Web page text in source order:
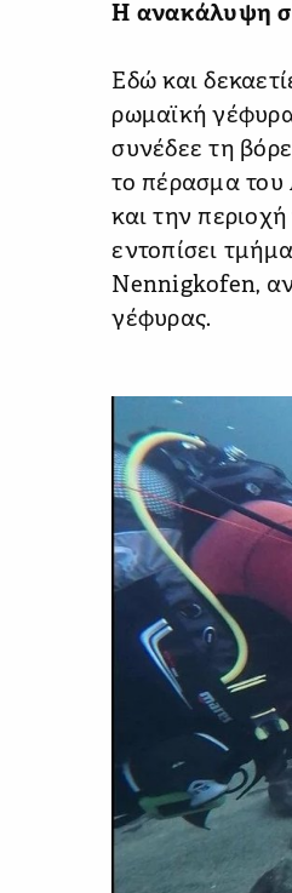
Η ανακάλυψη
Εδώ και
ρωμαϊκή
συνέδεε τη
το πέρασμα του
και την
εντοπίσει
Nennigkofen, αν
γέφυρας.